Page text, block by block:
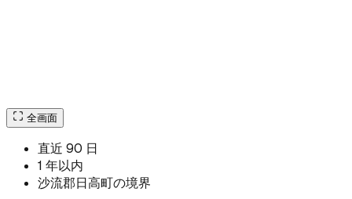
全画面
直近 90 日
1 年以内
沙流郡日高町の境界